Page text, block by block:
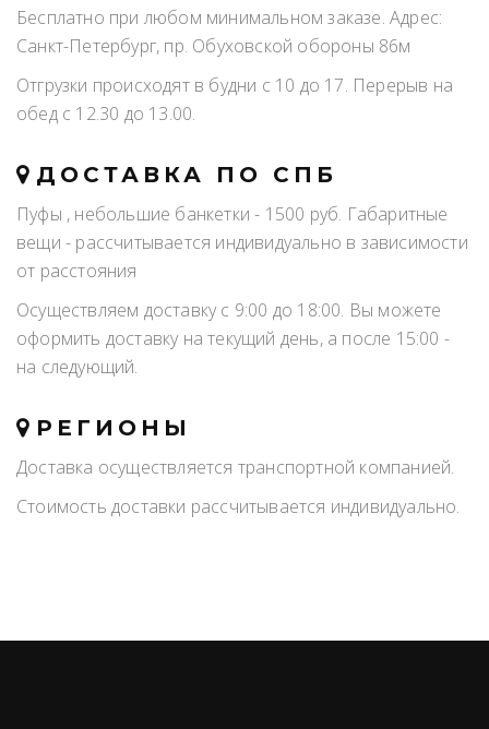
Бесплатно при любом минимальном заказе. Адрес:
Санкт-Петербург, пр. Обуховской обороны 86м
Отгрузки происходят в будни с 10 до 17. Перерыв на
обед с 12.30 до 13.00.
ДОСТАВКА ПО СПБ
Пуфы , небольшие банкетки - 1500 руб. Габаритные
вещи - рассчитывается индивидуально в зависимости
от расстояния
Осуществляем доставку с 9:00 до 18:00. Вы можете
оформить доставку на текущий день, а после 15:00 -
на следующий.
РЕГИОНЫ
Доставка осуществляется транспортной компанией.
Стоимость доставки рассчитывается индивидуально.